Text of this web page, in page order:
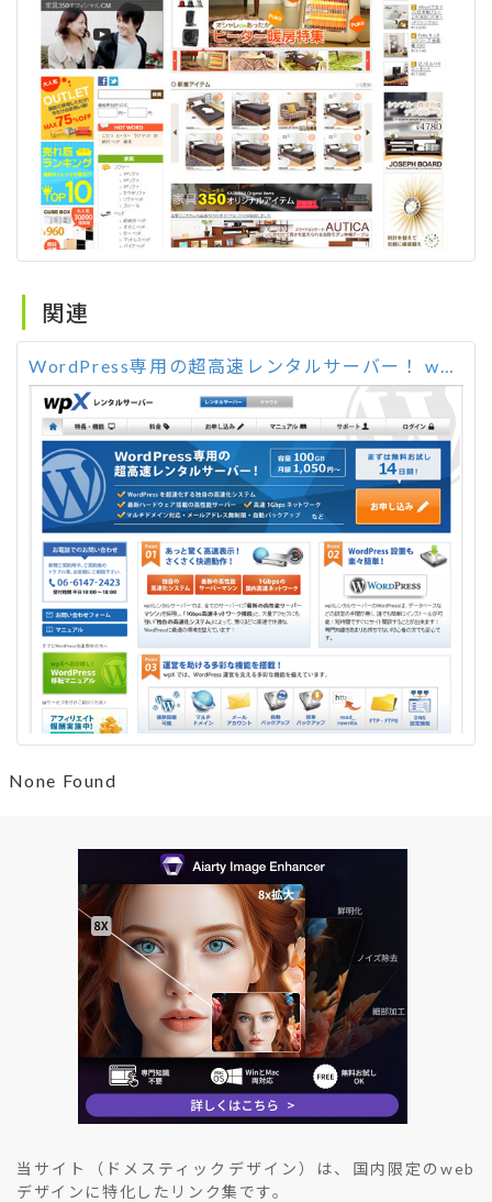
関連
WordPress専用の超高速レンタルサーバー！ wpX
None Found
当サイト（ドメスティックデザイン）は、国内限定のweb
デザインに特化したリンク集です。